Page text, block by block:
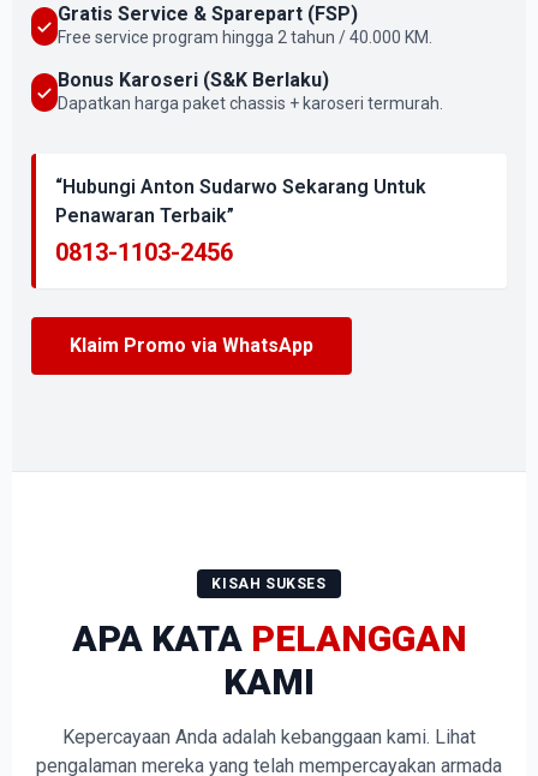
Gratis Service & Sparepart (FSP)
Free service program hingga 2 tahun / 40.000 KM.
Bonus Karoseri (S&K Berlaku)
Dapatkan harga paket chassis + karoseri termurah.
“Hubungi Anton Sudarwo Sekarang Untuk
Penawaran Terbaik”
0813-1103-2456
Klaim Promo via WhatsApp
KISAH SUKSES
APA KATA PELANGGAN
KAMI
Kepercayaan Anda adalah kebanggaan kami. Lihat
pengalaman mereka yang telah mempercayakan armada